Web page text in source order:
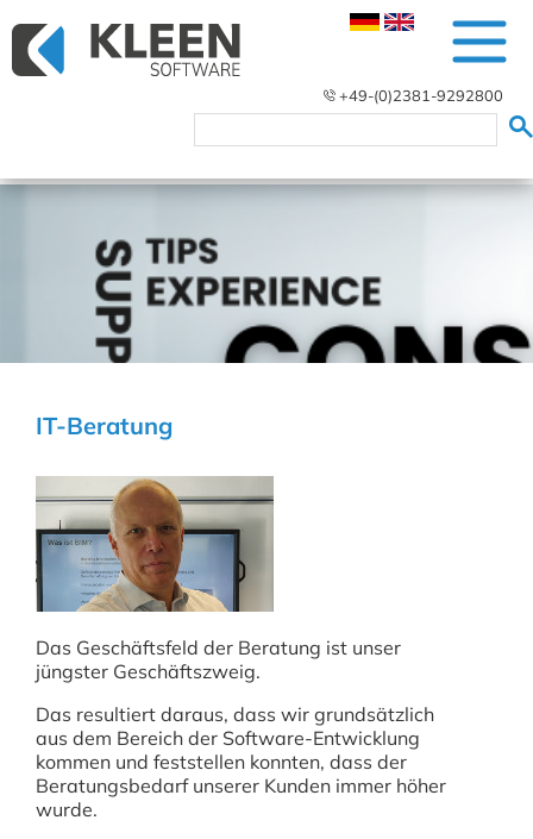
+49-(0)2381-9292800
IT-Beratung
Das Geschäftsfeld der Beratung ist unser
jüngster Geschäftszweig.
Das resultiert daraus, dass wir grundsätzlich
aus dem Bereich der Software-Entwicklung
kommen und feststellen konnten, dass der
Beratungsbedarf unserer Kunden immer höher
wurde.